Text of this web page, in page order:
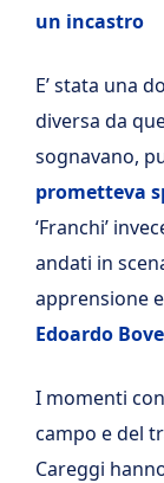
un incastro
E’ stata una
diversa da
sognavano,
prometteva
‘Franchi’
andati in
apprensione
Edoardo Bove
I momenti
campo e del
Careggi